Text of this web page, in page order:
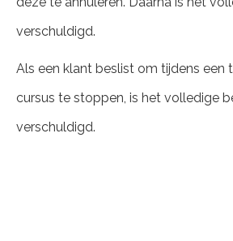
verschuldigd.
Als een klant beslist om tijdens een
cursus te stoppen, is het volledige
verschuldigd.